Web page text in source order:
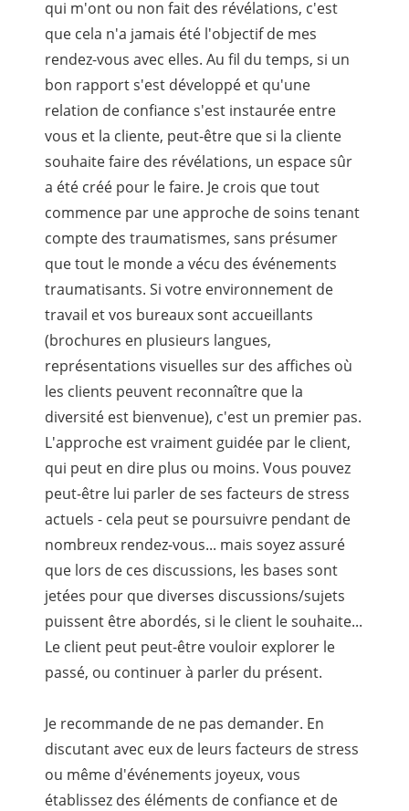
qui m'ont ou non fait des révélations, c'est
que cela n'a jamais été l'objectif de mes
rendez-vous avec elles. Au fil du temps, si un
bon rapport s'est développé et qu'une
relation de confiance s'est instaurée entre
vous et la cliente, peut-être que si la cliente
souhaite faire des révélations, un espace sûr
a été créé pour le faire. Je crois que tout
commence par une approche de soins tenant
compte des traumatismes, sans présumer
que tout le monde a vécu des événements
traumatisants. Si votre environnement de
travail et vos bureaux sont accueillants
(brochures en plusieurs langues,
représentations visuelles sur des affiches où
les clients peuvent reconnaître que la
diversité est bienvenue), c'est un premier pas.
L'approche est vraiment guidée par le client,
qui peut en dire plus ou moins. Vous pouvez
peut-être lui parler de ses facteurs de stress
actuels - cela peut se poursuivre pendant de
nombreux rendez-vous... mais soyez assuré
que lors de ces discussions, les bases sont
jetées pour que diverses discussions/sujets
puissent être abordés, si le client le souhaite...
Le client peut peut-être vouloir explorer le
passé, ou continuer à parler du présent.
Je recommande de ne pas demander. En
discutant avec eux de leurs facteurs de stress
ou même d'événements joyeux, vous
établissez des éléments de confiance et de